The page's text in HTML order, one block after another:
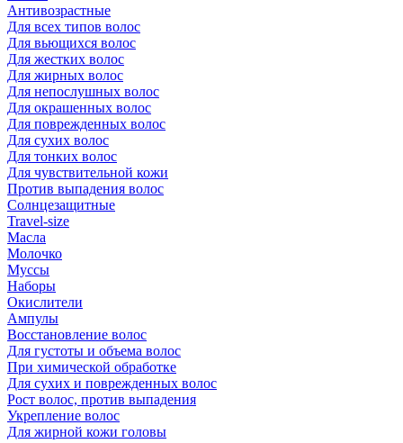
Антивозрастные
Для всех типов волос
Для вьющихся волос
Для жестких волос
Для жирных волос
Для непослушных волос
Для окрашенных волос
Для поврежденных волос
Для сухих волос
Для тонких волос
Для чувствительной кожи
Против выпадения волос
Солнцезащитные
Travel-size
Масла
Молочко
Муссы
Наборы
Окислители
Ампулы
Восстановление волос
Для густоты и объема волос
При химической обработке
Для сухих и поврежденных волос
Рост волос, против выпадения
Укрепление волос
Для жирной кожи головы